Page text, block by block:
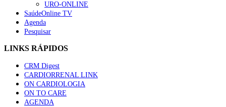
“Os programas de rastreio do cancro do pulmão são
custo-efetivos e representam um investimento
sustentável para os sistemas de saúde”
88 visualizações
Quase quatro em cada dez doentes com enfarte
apresentavam níveis elevados de Lp(a), revela estudo
86 visualizações
URO-ONLINE
SaúdeOnline TV
Agenda
Pesquisar
LINKS RÁPIDOS
CRM Digest
CARDIORRENAL LINK
ON CARDIOLOGIA
ON TO CARE
AGENDA